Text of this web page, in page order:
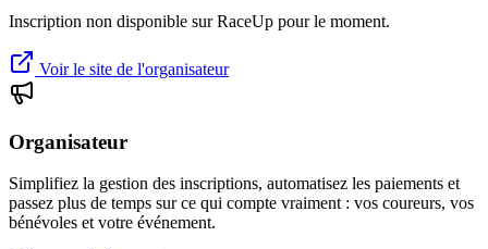
Inscription non disponible sur RaceUp pour le moment.
Voir le site de l'organisateur
Organisateur
Simplifiez la gestion des inscriptions, automatisez les paiements et
passez plus de temps sur ce qui compte vraiment : vos coureurs, vos
bénévoles et votre événement.